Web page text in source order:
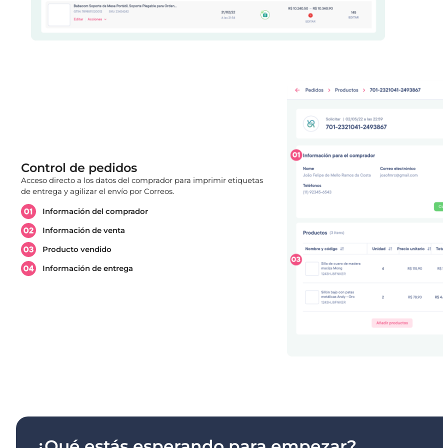
Control de pedidos
Acceso directo a los datos del comprador para imprimir etiquetas
de entrega y agilizar el envío por Correos.
Información del comprador​
Información de venta​
Producto vendido​
Información de entrega​